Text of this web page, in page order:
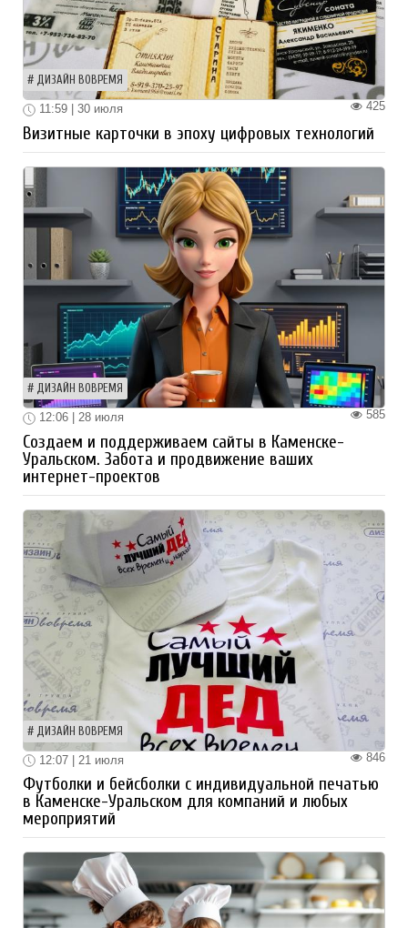
ДИЗАЙН ВОВРЕМЯ
425
11:59 | 30 июля
Визитные карточки в эпоху цифровых технологий
ДИЗАЙН ВОВРЕМЯ
585
12:06 | 28 июля
Создаем и поддерживаем сайты в Каменске-
Уральском. Забота и продвижение ваших
интернет-проектов
ДИЗАЙН ВОВРЕМЯ
846
12:07 | 21 июля
Футболки и бейсболки с индивидуальной печатью
в Каменске-Уральском для компаний и любых
мероприятий